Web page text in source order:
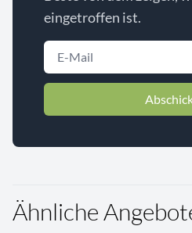
eingetroffen ist.
Ähnliche